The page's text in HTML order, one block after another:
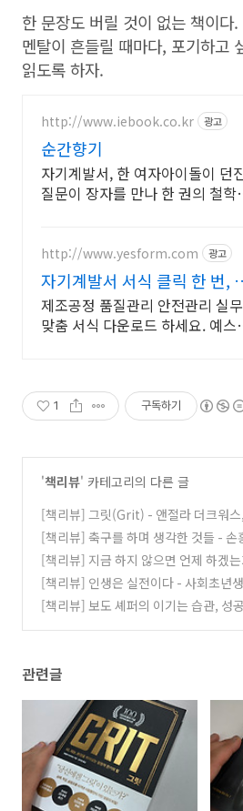
한 문장도 버릴 것이 없는 책이다.
멘탈이 흔들릴 때마다, 포기하고
읽도록 하자.
http://www.iebook.co.kr 광고
순간향기
자기계발서, 한 여자아이돌이 던
질문이 장자를 만나 한 권의 철학
처세술.
http://www.yesform.com 광고
자기계발서 서식 클릭 한 번,
서 완성!
제조공정 품질관리 안전관리 실무
맞춤 서식 다운로드 하세요. 예스
1 구독하기
'책리뷰' 카테고리의 다른 글
[책리뷰] 그릿(Grit) - 앤절라 더크워
는 사람의 특징! (0)
[책리뷰] 축구를 하며 생각한 것들 - 손
에세이 (0)
[책리뷰] 지금 하지 않으면 언제 하겠
리스, 지금 당장 읽어야 할 책!
(0)
[책리뷰] 인생은 실전이다 - 사회초년
책
(1)
[책리뷰] 보도 셰퍼의 이기는 습관, 성
관련글